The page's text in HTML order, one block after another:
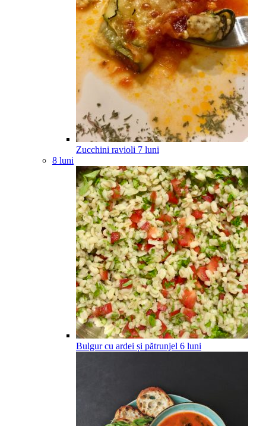
Zucchini ravioli 7 luni
8 luni
Bulgur cu ardei și pătrunjel 6 luni